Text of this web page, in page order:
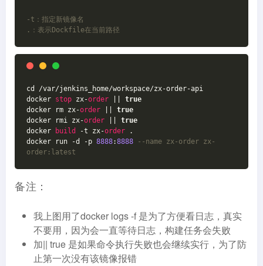
-t：指定新镜像名
.：表示Dockfile在当前路径
cd /var/jenkins_home/workspace/zx-order-api
docker stop zx-order
true
docker rm zx-order
true
docker rmi zx-order
true
docker
build -t zx-order .
docker run -d -p 8888:8888
--name zx-order zx-
order:latest
备注：
我上图用了docker logs -f 是为了方便看日志，真实
不要用，因为会一直等待日志，构建任务会失败
加|| true 是如果命令执行失败也会继续实行，为了防
止第一次没有该镜像报错